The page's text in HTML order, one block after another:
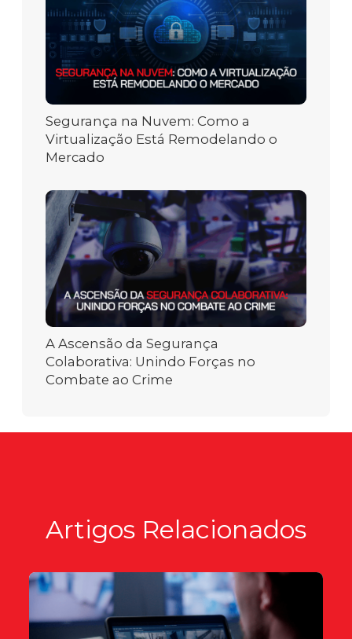
Segurança na Nuvem: Como a
Virtualização Está Remodelando o
Mercado
A Ascensão da Segurança
Colaborativa: Unindo Forças no
Combate ao Crime
Artigos Relacionados